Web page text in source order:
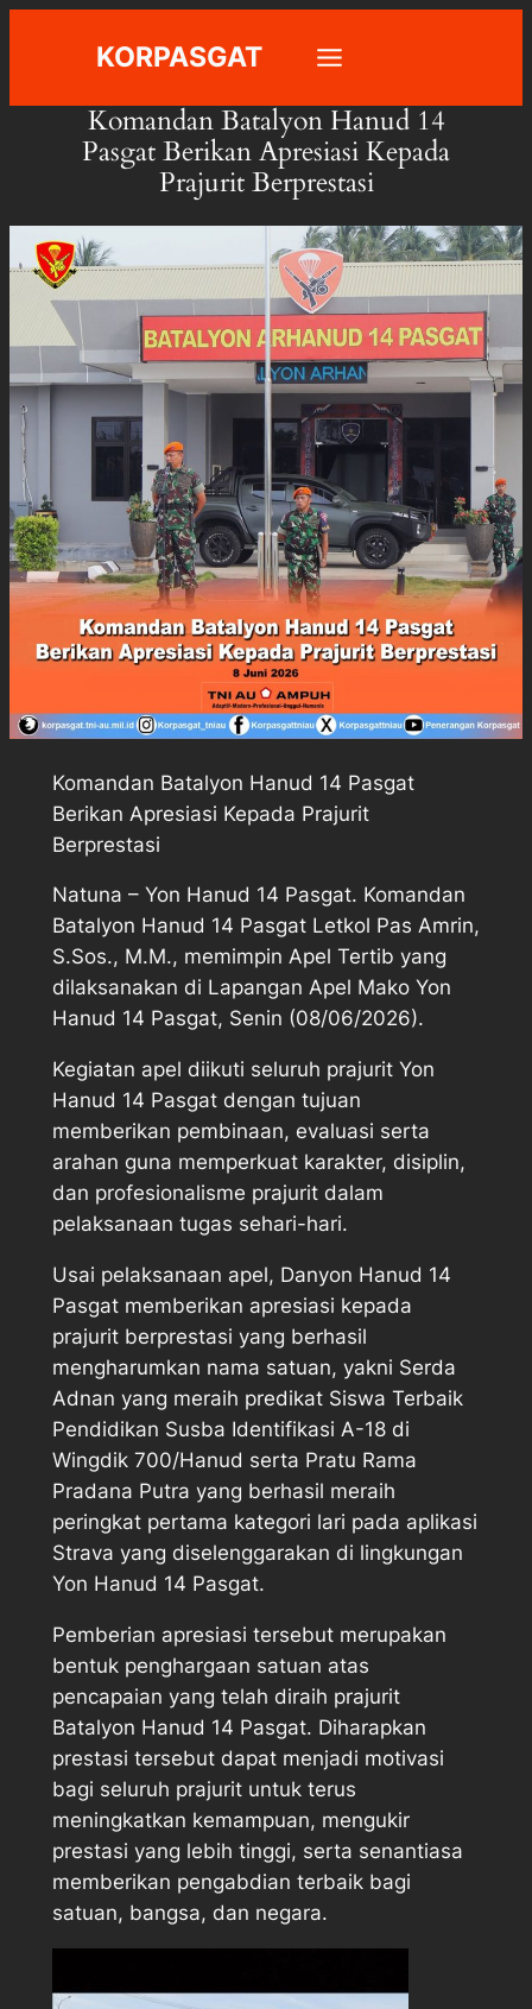
KORPASGAT
Komandan Batalyon Hanud 14
Pasgat Berikan Apresiasi Kepada
Prajurit Berprestasi
Komandan Batalyon Hanud 14 Pasgat
Berikan Apresiasi Kepada Prajurit
Berprestasi
Natuna – Yon Hanud 14 Pasgat. Komandan
Batalyon Hanud 14 Pasgat Letkol Pas Amrin,
S.Sos., M.M., memimpin Apel Tertib yang
dilaksanakan di Lapangan Apel Mako Yon
Hanud 14 Pasgat, Senin (08/06/2026).
Kegiatan apel diikuti seluruh prajurit Yon
Hanud 14 Pasgat dengan tujuan
memberikan pembinaan, evaluasi serta
arahan guna memperkuat karakter, disiplin,
dan profesionalisme prajurit dalam
pelaksanaan tugas sehari-hari.
Usai pelaksanaan apel, Danyon Hanud 14
Pasgat memberikan apresiasi kepada
prajurit berprestasi yang berhasil
mengharumkan nama satuan, yakni Serda
Adnan yang meraih predikat Siswa Terbaik
Pendidikan Susba Identifikasi A-18 di
Wingdik 700/Hanud serta Pratu Rama
Pradana Putra yang berhasil meraih
peringkat pertama kategori lari pada aplikasi
Strava yang diselenggarakan di lingkungan
Yon Hanud 14 Pasgat.
Pemberian apresiasi tersebut merupakan
bentuk penghargaan satuan atas
pencapaian yang telah diraih prajurit
Batalyon Hanud 14 Pasgat. Diharapkan
prestasi tersebut dapat menjadi motivasi
bagi seluruh prajurit untuk terus
meningkatkan kemampuan, mengukir
prestasi yang lebih tinggi, serta senantiasa
memberikan pengabdian terbaik bagi
satuan, bangsa, dan negara.